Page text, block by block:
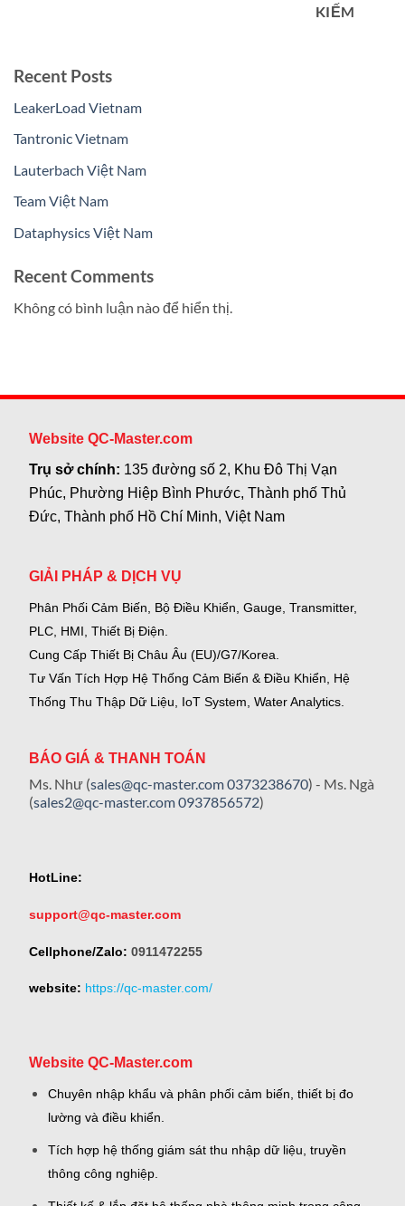
KIẾM
Recent Posts
LeakerLoad Vietnam
Tantronic Vietnam
Lauterbach Việt Nam
Team Việt Nam
Dataphysics Việt Nam
Recent Comments
Không có bình luận nào để hiển thị.
Website QC-Master.com
Trụ sở chính: 135 đường số 2, Khu Đô Thị Vạn
Phúc, Phường Hiệp Bình Phước, Thành phố Thủ
Đức, Thành phố Hồ Chí Minh, Việt Nam
GIẢI PHÁP & DỊCH VỤ
Phân Phối Cảm Biến, Bộ Điều Khiển, Gauge, Transmitter,
PLC, HMI, Thiết Bị Điện.
Cung Cấp Thiết Bị Châu Âu (EU)/G7/Korea.
Tư Vấn Tích Hợp Hệ Thống Cảm Biến & Điều Khiển, Hệ
Thống Thu Thập Dữ Liệu, IoT System, Water Analytics.
BÁO GIÁ & THANH TOÁN
Ms. Như (sales@qc-master.com0373238670) - Ms. Ngà
(sales2@qc-master.com0937856572)
HotLine:
support@qc-master.com
Cellphone/Zalo: 0911472255
website: https://qc-master.com/
Website QC-Master.com
Chuyên nhập khẩu và phân phối cảm biến, thiết bị đo
lường và điều khiển.
Tích hợp hệ thống giám sát thu nhập dữ liệu, truyền
thông công nghiệp.